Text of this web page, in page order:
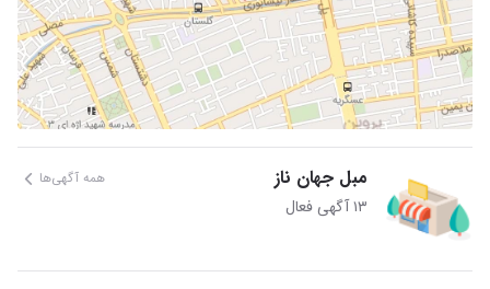
مبل جهان ناز همه آگهی‌ها
۱۳ آگهی فعال